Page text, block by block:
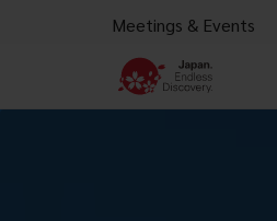
Meetings & Events